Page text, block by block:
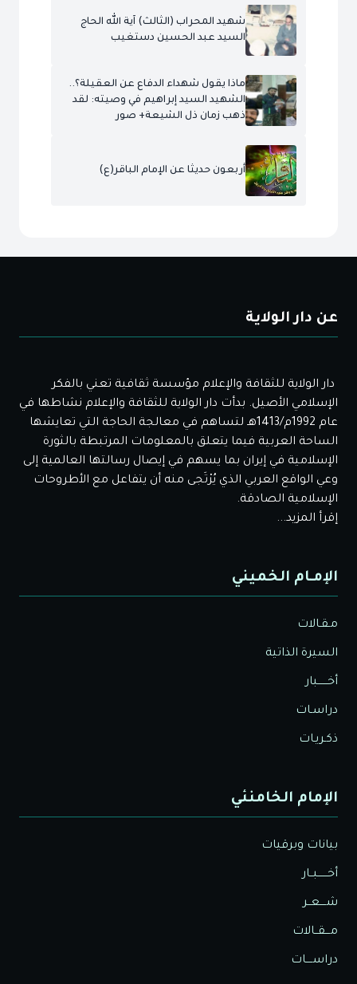
شهيد المحراب (الثالث) آية الله الحاج
السيد عبد الحسين دستغيب
ماذا يقول شهداء الدفاع عن العقيلة؟..
الشهيد السيد إبراهيم في وصيته: لقد
ذهب زمان ذل الشيعة+ صور
أربعون حديثا عن الإمام الباقر(ع)
عن دار الولاية
دار الولاية للثقافة والإعلام مؤسسة ثقافية تعني بالفكر
الإسلامي الأصيل. بدأت دار الولاية للثقافة والإعلام نشاطها في
عام 1992م/1413هـ لتساهم في معالجة الحاجة التي تعايشها
الساحة العربية فيما يتعلق بالمعلومات المرتبطة بالثورة
الإسلامية في إيران بما يسهم في إيصال رسالتها العالمية إلى
وعي الواقع العربي الذي يُرْتَجى منه أن يتفاعل مع الأطروحات
الإسلامية الصادقة.
إقرأ المزيد...
الإمـام الخميني
مـقـالات
السيرة الذاتية
أخــــــبار
دراسـات
ذكـريـات
الإمام الخامنئي
بيانات وبرقيات
أخــــــبــار
شــــعــر
مـــقــالات
دراســــات